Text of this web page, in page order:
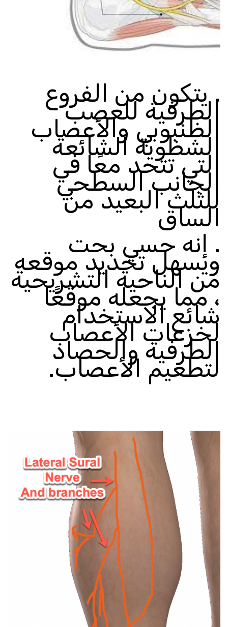
.يتكون من الفروع
الطرفية للعصب
الظنبوبي والأعصاب
الشظوية الشائعة
التي تتحد معًا في
الجانب السطحي
للثلث البعيد من
الساق
. إنه حسي بحت
ويسهل تحديد موقعه
من الناحية التشريحية
، مما يجعله موقعًا
شائع الاستخدام
لخزعات الأعصاب
الطرفية والحصاد
لتطعيم الأعصاب.